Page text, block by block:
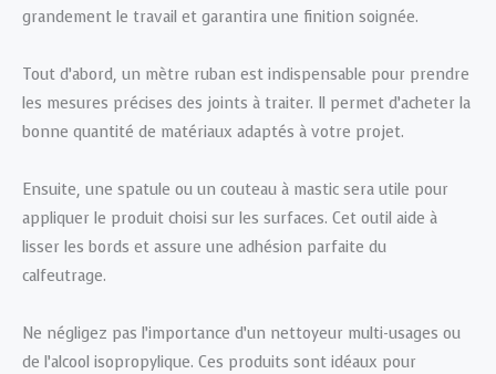
grandement le travail et garantira une finition soignée.
Tout d’abord, un mètre ruban est indispensable pour prendre
les mesures précises des joints à traiter. Il permet d’acheter la
bonne quantité de matériaux adaptés à votre projet.
Ensuite, une spatule ou un couteau à mastic sera utile pour
appliquer le produit choisi sur les surfaces. Cet outil aide à
lisser les bords et assure une adhésion parfaite du
calfeutrage.
Ne négligez pas l’importance d’un nettoyeur multi-usages ou
de l’alcool isopropylique. Ces produits sont idéaux pour